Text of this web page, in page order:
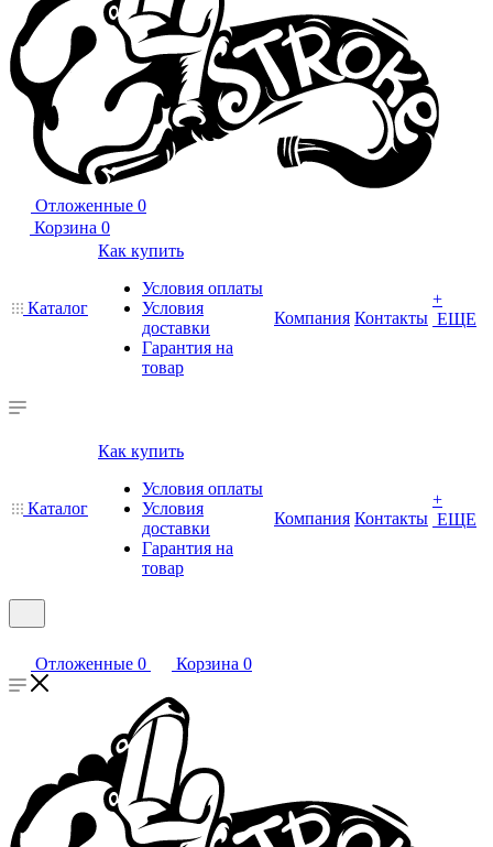
Отложенные 0
Корзина 0
Каталог
Как купить
Условия оплаты
Условия
доставки
Гарантия на
товар
Компания Контакты
+
ЕЩЕ
Каталог
Как купить
Условия оплаты
Условия
доставки
Гарантия на
товар
Компания Контакты
+
ЕЩЕ
Отложенные 0 Корзина 0